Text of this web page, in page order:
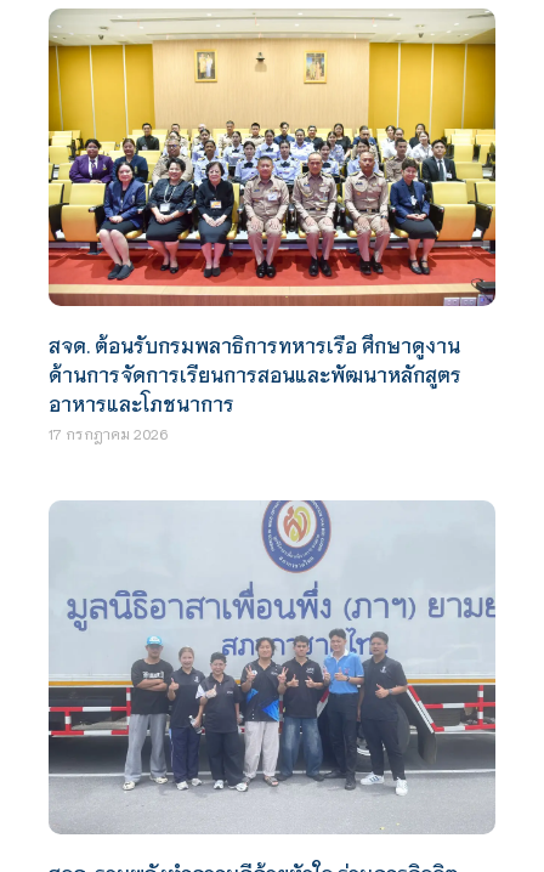
สจด. ต้อนรับกรมพลาธิการทหารเรือ ศึกษาดูงาน
ด้านการจัดการเรียนการสอนและพัฒนาหลักสูตร
อาหารและโภชนาการ
17 กรกฎาคม 2026